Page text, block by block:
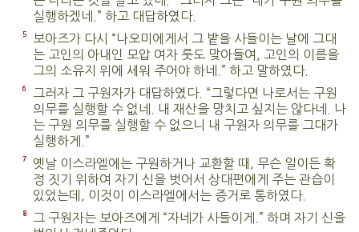
실행하겠네.” 하고 대답하였다.
5
보아즈가 다시 “나오미에게서 그 밭을 사들이는 날에 그대
는 고인의 아내인 모압 여자 룻도 맞아들여, 고인의 이름을
그의 소유지 위에 세워 주어야 하네.” 하고 말하였다.
6
그러자 그 구원자가 대답하였다. “그렇다면 나로서는 구원
의무를 실행할 수 없네. 내 재산을 망치고 싶지는 않다네. 나
는 구원 의무를 실행할 수 없으니 내 구원자 의무를 그대가
실행하게.”
7
옛날 이스라엘에는 구원하거나 교환할 때, 무슨 일이든 확
정 짓기 위하여 자기 신을 벗어서 상대편에게 주는 관습이
있었는데, 이것이 이스라엘에서는 증거로 통하였다.
8
그 구원자는 보아즈에게 “자네가 사들이게.” 하며 자기 신을